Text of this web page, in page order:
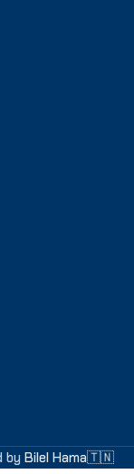
by Bilel Hama🇹🇳